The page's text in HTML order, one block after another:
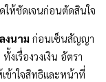
ให้ชัดเจนก่อนตัดสินใจ
งนาม ก่อนเซ็นสัญญา
งเรื่องวงเงิน อัตรา
ข้าใจสิทธิและหน้าที่